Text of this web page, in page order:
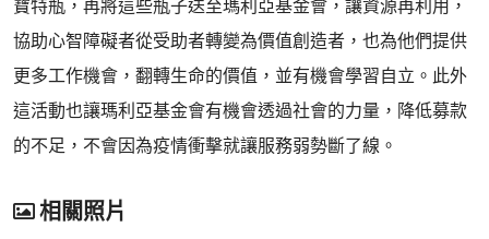
寶特瓶，再將這些瓶子送至瑪利亞基金會，讓資源再利用，
協助心智障礙者從受助者轉變為價值創造者，也為他們提供
更多工作機會，翻轉生命的價值，並有機會學習自立。此外
這活動也讓瑪利亞基金會有機會透過社會的力量，降低募款
的不足，不會因為疫情衝擊就讓服務弱勢斷了線。
相關照片